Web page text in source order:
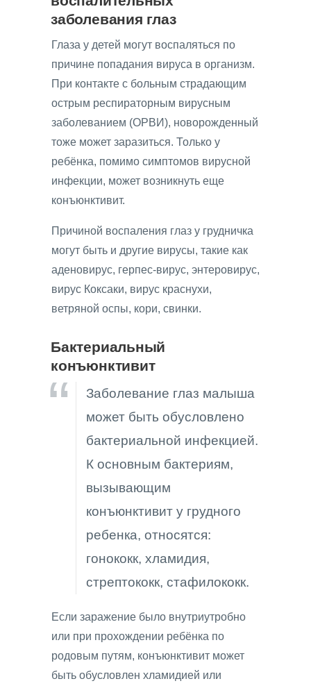
заболевания глаз
Глаза у детей могут воспаляться по
причине попадания вируса в организм.
При контакте с больным страдающим
острым респираторным вирусным
заболеванием (ОРВИ), новорожденный
тоже может заразиться. Только у
ребёнка, помимо симптомов вирусной
инфекции, может возникнуть еще
конъюнктивит.
Причиной воспаления глаз у грудничка
могут быть и другие вирусы, такие как
аденовирус, герпес-вирус, энтеровирус,
вирус Коксаки, вирус краснухи,
ветряной оспы, кори, свинки.
Бактериальный
конъюнктивит
Заболевание глаз малыша
может быть обусловлено
бактериальной инфекцией.
К основным бактериям,
вызывающим
конъюнктивит у грудного
ребенка, относятся:
гонококк, хламидия,
стрептококк, стафилококк.
Если заражение было внутриутробно
или при прохождении ребёнка по
родовым путям, конъюнктивит может
быть обусловлен хламидией или